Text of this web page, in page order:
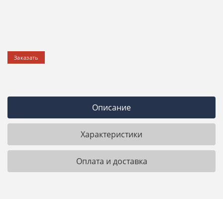
Заказать
Описание
Характеристики
Оплата и доставка